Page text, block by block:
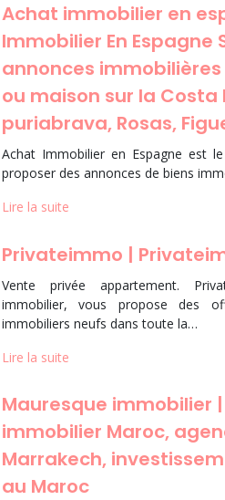
Achat immobilier en
Immobilier En Espagne
annonces
ou maison sur la
puriab­ra­va, Rosas,
Achat Immobilier en Espagne est
proposer des annonces de biens
Lire la suite
Privateimmo |
Vente privée appartement.
immobilier, vous propose des
immobiliers neufs dans toute la…
Lire la suite
Mauresque immobilier
immobilier Maroc,
Marrakech,
au Maroc